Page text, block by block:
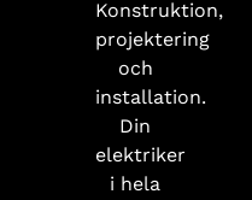
Konstruktion,
projektering
och
installation.
Din
elektriker
i hela